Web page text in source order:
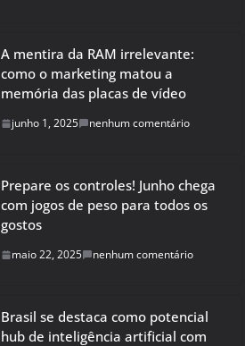
A mentira da RAM irrelevante:
como o marketing matou a
memória das placas de vídeo
junho 1, 2025 nenhum comentário
Prepare os controles! Junho chega
com jogos de peso para todos os
gostos
maio 22, 2025 nenhum comentário
Brasil se destaca como potencial
hub de inteligência artificial com